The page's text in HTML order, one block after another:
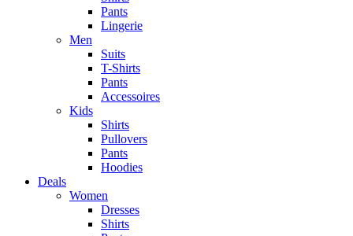
Pants
Lingerie
Men
Suits
T-Shirts
Pants
Accessoires
Kids
Shirts
Pullovers
Pants
Hoodies
Deals
Women
Dresses
Shirts